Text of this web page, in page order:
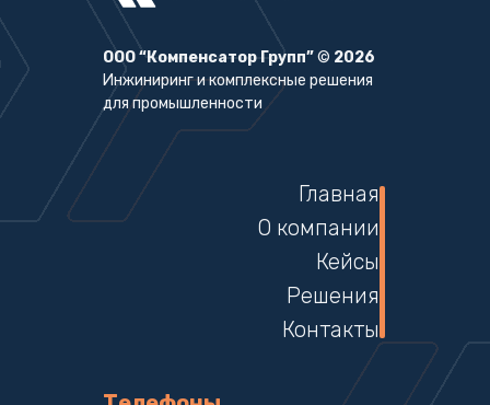
ООО “Компенсатор Групп”© 2026
Инжиниринг и комплексные решения
для промышленности
Главная
О компании
Кейсы
Решения
Контакты